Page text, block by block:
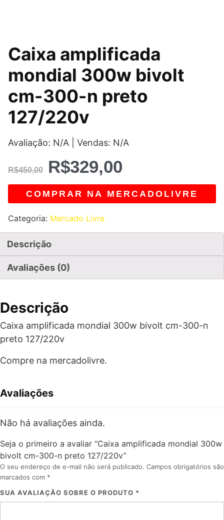
Caixa amplificada
mondial 300w bivolt
cm-300-n preto
127/220v
Avaliação: N/A | Vendas: N/A
R$450,00
O
preço
original
era:
R$450,00.
R$329,00
O
preço
atual
é:
COMPRAR NA MERCADOLIVRE
Categoria: Mercado Livre
Descrição
Avaliações (0)
Descrição
Caixa amplificada mondial 300w bivolt cm-300-n
preto 127/220v
Compre na mercadolivre.
Avaliações
Não há avaliações ainda.
Seja o primeiro a avaliar “Caixa amplificada mondial 300w
bivolt cm-300-n preto 127/220v”
O seu endereço de e-mail não será publicado. Campos obrigatórios são
marcados com *
SUA AVALIAÇÃO SOBRE O PRODUTO *